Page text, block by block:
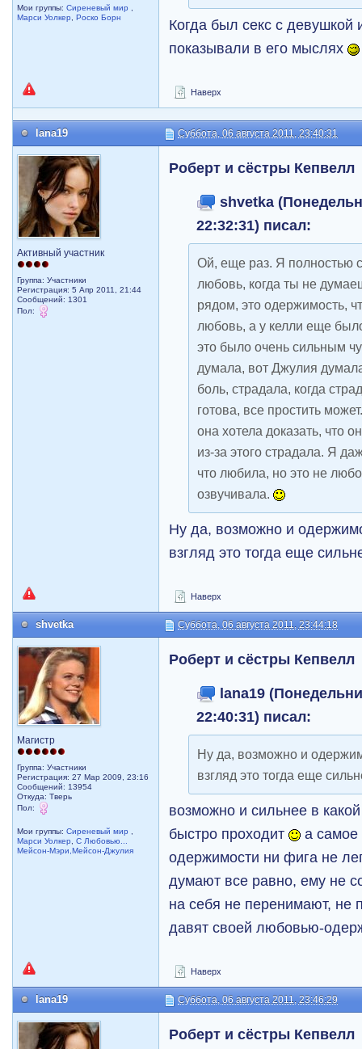
Мои группы:Сиреневый мир
Марси Уолкер
,Роско Борн
Когда был секс с девушкой
показывали в его мыслях
Наверх
lana19 Суббота, 06 августа 2011, 23:40:31
Активный участник
Группа: Участники
Регистрация: 5 Апр 2011, 21:44
Сообщений: 1301
Пол:
Роберт и сёстры Кепвелл
shvetka
22:32:31) писал:
Ой, еще раз. Я полностью
любовь, когда ты не
рядом, это одержимость,
любовь, а у келли еще
это было очень сильным
думала, вот Джулия
боль, страдала, когда
готова, все простить
она хотела доказать, что
из-за этого страдала. Я
что любила, но это не
озвучивала.
Ну да, возможно и
взгляд это тогда еще
Наверх
shvetka Суббота, 06 августа 2011, 23:44:18
Магистр
Группа: Участники
Регистрация: 27 Мар 2009, 23:16
Сообщений: 13954
Откуда: Тверь
Пол:
Мои группы:Сиреневый мир
Марси Уолкер
,С Любовью...
Мейсон-Мэри,Мейсон-Джулия
Роберт и сёстры Кепвелл
lana19
22:40:31) писал:
Ну да, возможно и
взгляд это тогда еще
возможно и сильнее в
быстро проходит
а самое
одержимости ни фига не
думают все равно, ему не
на себя не перенимают, не
давят своей любовью-
Наверх
lana19 Суббота, 06 августа 2011, 23:46:29
Роберт и сёстры Кепвелл